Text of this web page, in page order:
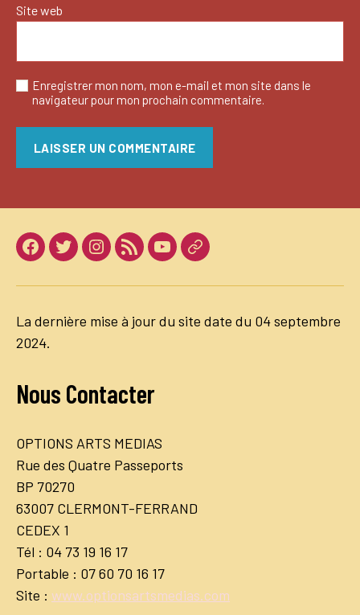
Site web
Enregistrer mon nom, mon e-mail et mon site dans le
navigateur pour mon prochain commentaire.
Facebook
TwitterInstagram
LinkedInYoutubeDailymotion
La dernière mise à jour du site date du 04 septembre
2024.
Nous Contacter
OPTIONS ARTS MEDIAS
Rue des Quatre Passeports
BP 70270
63007 CLERMONT-FERRAND
CEDEX 1
Tél : 04 73 19 16 17
Portable : 07 60 70 16 17
Site : www.optionsartsmedias.com